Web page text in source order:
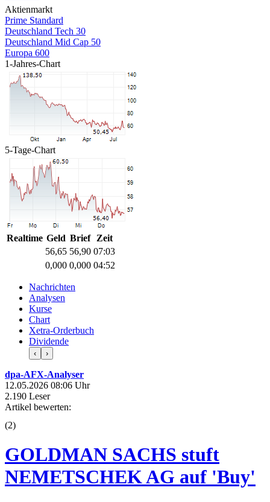
Aktienmarkt
Prime Standard
Deutschland Tech 30
Deutschland Mid Cap 50
Europa 600
1-Jahres-Chart
5-Tage-Chart
Realtime Geld Brief
Zeit
56,65 56,90 07:03
0,000 0,000 04:52
Nachrichten
Analysen
Kurse
Chart
Xetra-Orderbuch
Dividende
‹ ›
dpa-AFX-Analyser
12.05.2026 08:06 Uhr
2.190 Leser
Artikel bewerten:
(2)
GOLDMAN SACHS stuft
NEMETSCHEK AG auf 'Buy'